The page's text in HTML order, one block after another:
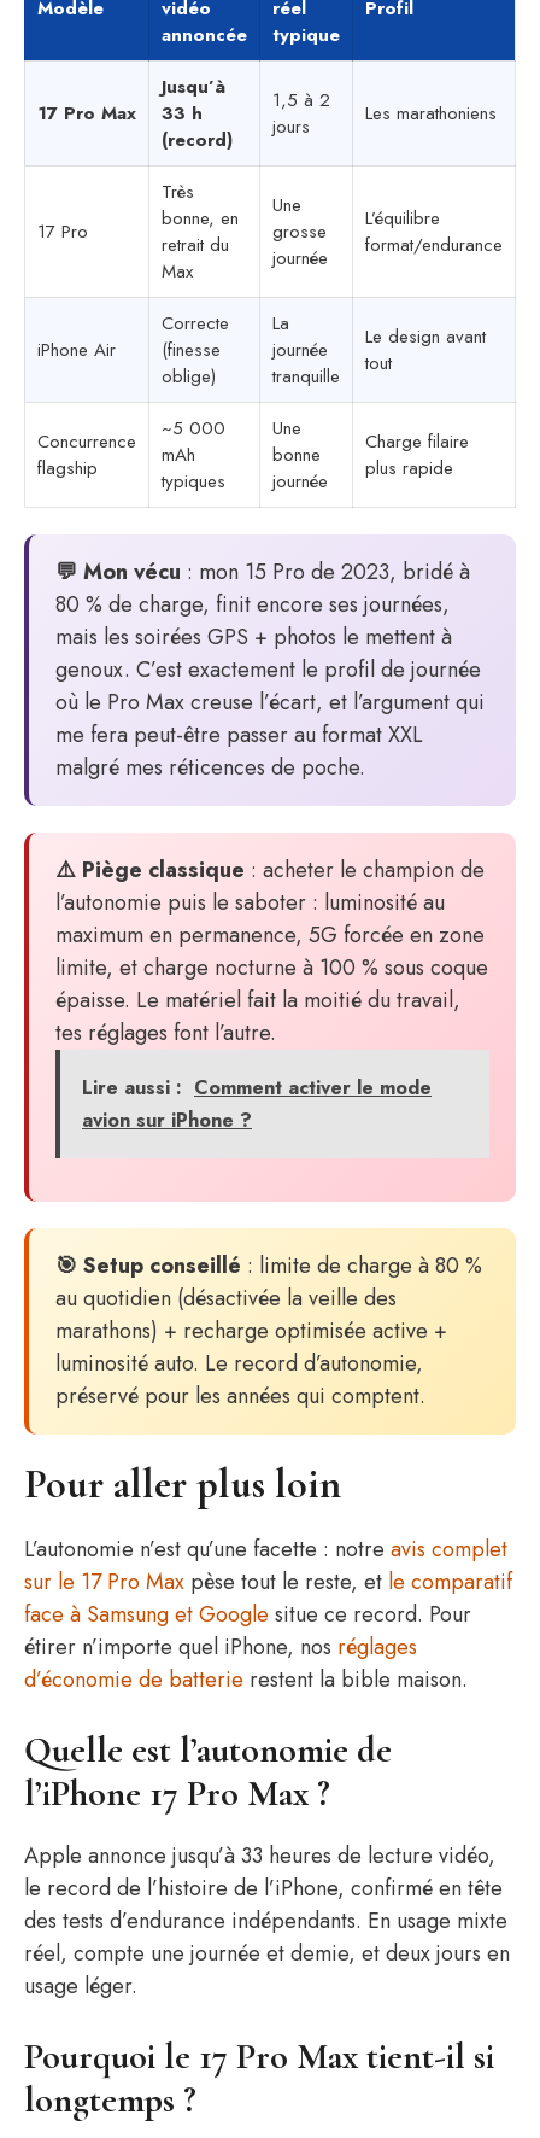
Modèle
vidéo
annoncée
réel
typique
Profil
17 Pro Max
Jusqu’à
33 h
(record)
1,5 à 2
jours
Les marathoniens
17 Pro
Très
bonne, en
retrait du
Max
Une
grosse
journée
L’équilibre
format/endurance
iPhone Air
Correcte
(finesse
oblige)
La
journée
tranquille
Le design avant
tout
Concurrence
flagship
~5 000
mAh
typiques
Une
bonne
journée
Charge filaire
plus rapide
💬 Mon vécu : mon 15 Pro de 2023, bridé à
80 % de charge, finit encore ses journées,
mais les soirées GPS + photos le mettent à
genoux. C’est exactement le profil de journée
où le Pro Max creuse l’écart, et l’argument qui
me fera peut-être passer au format XXL
malgré mes réticences de poche.
⚠️ Piège classique : acheter le champion de
l’autonomie puis le saboter : luminosité au
maximum en permanence, 5G forcée en zone
limite, et charge nocturne à 100 % sous coque
épaisse. Le matériel fait la moitié du travail,
tes réglages font l’autre.
Lire aussi : Comment activer le mode
avion sur iPhone ?
🎯 Setup conseillé : limite de charge à 80 %
au quotidien (désactivée la veille des
marathons) + recharge optimisée active +
luminosité auto. Le record d’autonomie,
préservé pour les années qui comptent.
Pour aller plus loin
L’autonomie n’est qu’une facette : notre avis complet
sur le 17 Pro Max pèse tout le reste, et le comparatif
face à Samsung et Google situe ce record. Pour
étirer n’importe quel iPhone, nos réglages
d’économie de batterie restent la bible maison.
Quelle est l’autonomie de
l’iPhone 17 Pro Max ?
Apple annonce jusqu’à 33 heures de lecture vidéo,
le record de l’histoire de l’iPhone, confirmé en tête
des tests d’endurance indépendants. En usage mixte
réel, compte une journée et demie, et deux jours en
usage léger.
Pourquoi le 17 Pro Max tient-il si
longtemps ?